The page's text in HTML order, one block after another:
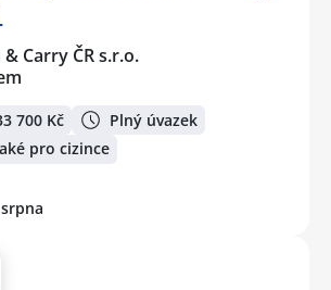
& Carry ČR s.r.o.
700 Kč
Plný úvazek
pro cizince